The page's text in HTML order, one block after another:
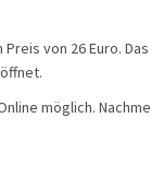
von 26 Euro.
möglich.